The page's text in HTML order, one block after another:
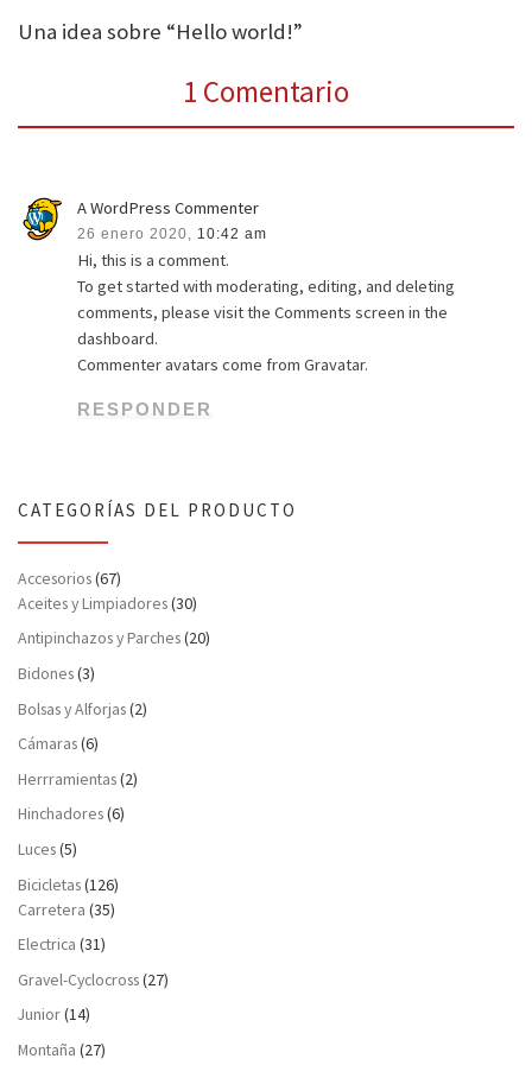
Una idea sobre “Hello world!”
1 Comentario
A WordPress Commenter
26 enero 2020, 10:42 am
Hi, this is a comment.
To get started with moderating, editing, and deleting
comments, please visit the Comments screen in the
dashboard.
Commenter avatars come from Gravatar.
RESPONDER
CATEGORÍAS DEL PRODUCTO
Accesorios(67)
Aceites y Limpiadores(30)
Antipinchazos y Parches(20)
Bidones(3)
Bolsas y Alforjas(2)
Cámaras(6)
Herrramientas(2)
Hinchadores(6)
Luces(5)
Bicicletas(126)
Carretera (35)
Electrica (31)
Gravel-Cyclocross(27)
Junior(14)
Montaña (27)